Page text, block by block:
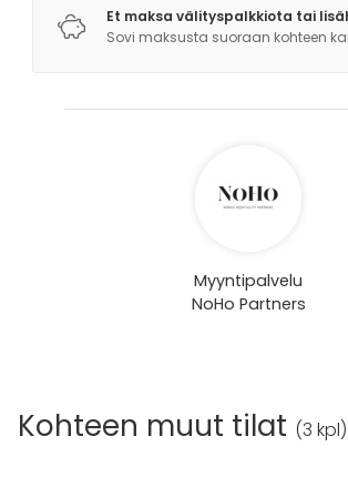
Et maksa välityspalkkiota tai
Sovi maksusta suoraan kohteen
Myyntipalvelu
NoHo Partners
Kohteen muut tilat (3 kpl)